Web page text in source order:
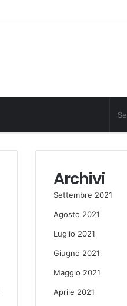
Archivi
Settembre 2021
Agosto 2021
Luglio 2021
Giugno 2021
Maggio 2021
Aprile 2021